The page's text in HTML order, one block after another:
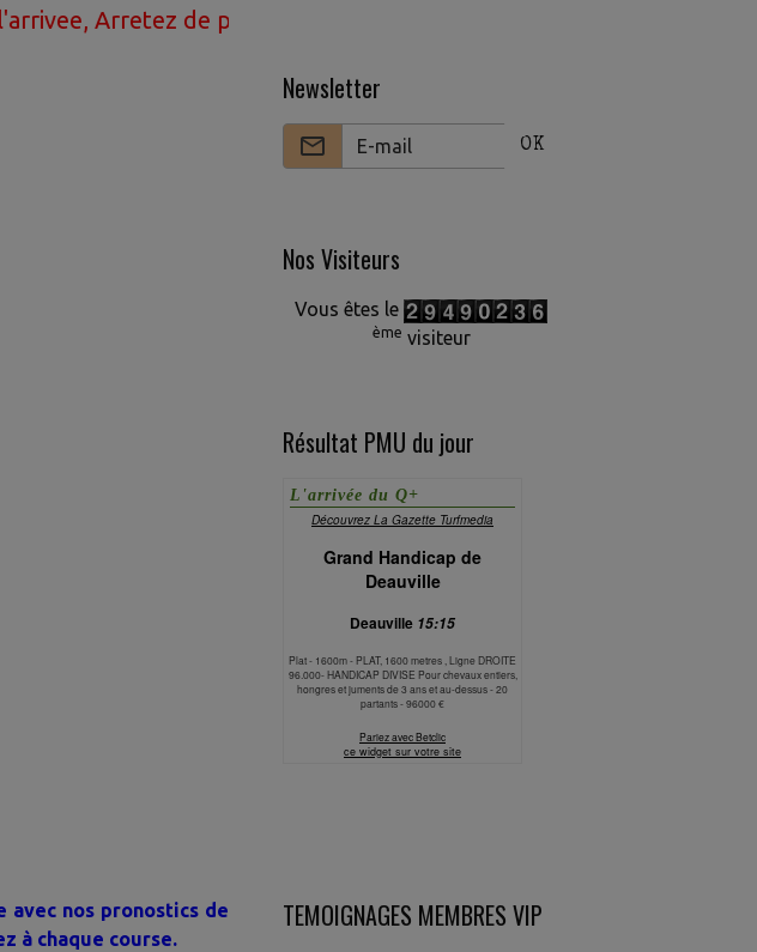
Arretez de perdre votre argent avec le gratuit rejoignez notre VIP
avec nos pronostics de
à chaque course.
Newsletter
OK
Nos Visiteurs
Vous êtes le
ème visiteur
Résultat PMU du jour
TEMOIGNAGES MEMBRES VIP